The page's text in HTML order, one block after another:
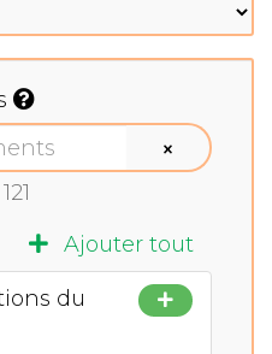
×
121
Ajouter tout
du